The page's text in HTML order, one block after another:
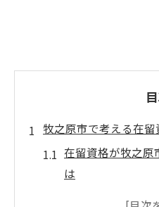
牧之原市で考える在
在留資格が牧之原
は
地域産業と在留